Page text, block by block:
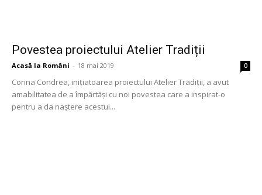
Povestea proiectului Atelier Tradiții
Acasă la Români - 18 mai 2019 0
Corina Condrea, inițiatoarea proiectului Atelier Tradiții, a avut
amabilitatea de a împărtăși cu noi povestea care a inspirat-o
pentru a da naștere acestui...